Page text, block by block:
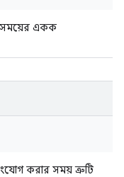
সময়ের একক
করার সময় ত্রুটি